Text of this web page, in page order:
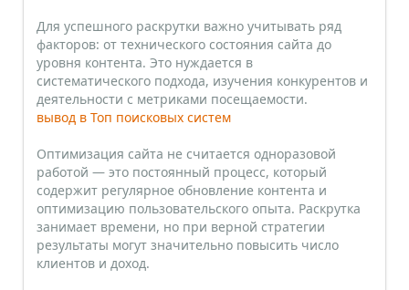
Для успешного раскрутки важно учитывать ряд
факторов: от технического состояния сайта до
уровня контента. Это нуждается в
систематического подхода, изучения конкурентов и
деятельности с метриками посещаемости.
вывод в Топ поисковых систем
Оптимизация сайта не считается одноразовой
работой — это постоянный процесс, который
содержит регулярное обновление контента и
оптимизацию пользовательского опыта. Раскрутка
занимает времени, но при верной стратегии
результаты могут значительно повысить число
клиентов и доход.